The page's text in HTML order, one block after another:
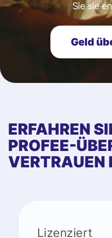
Sie sie
Geld
ERFAHREN
PROFEE-
VERTRAUEN
Lizenziert